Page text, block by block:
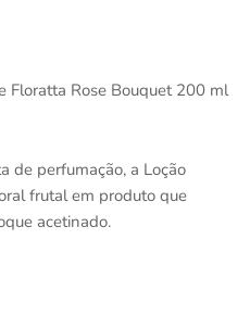
Floratta Rose Bouquet 200 ml
de perfumação, a Loção
frutal em produto que
acetinado.